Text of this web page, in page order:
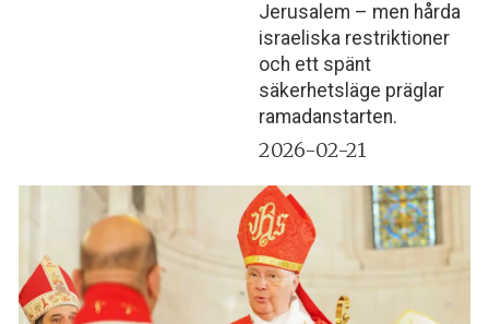
Jerusalem – men hårda
israeliska restriktioner
och ett spänt
säkerhetsläge präglar
ramadanstarten.
2026-02-21